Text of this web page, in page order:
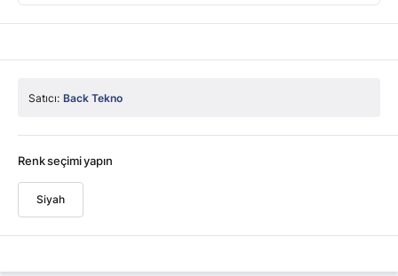
Satıcı: Back Tekno
Renk seçimi yapın
Siyah